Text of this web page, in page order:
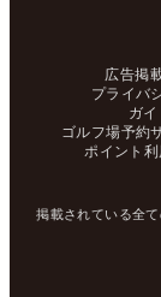
広告掲
プライバ
ガ
ゴルフ場予約
ポイント
掲載されている全